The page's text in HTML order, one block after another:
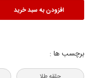
افزودن به سبد خرید
برچسب ها :